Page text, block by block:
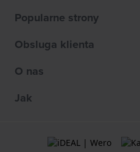
Popularne strony
Obsluga klienta
O nas
Jak